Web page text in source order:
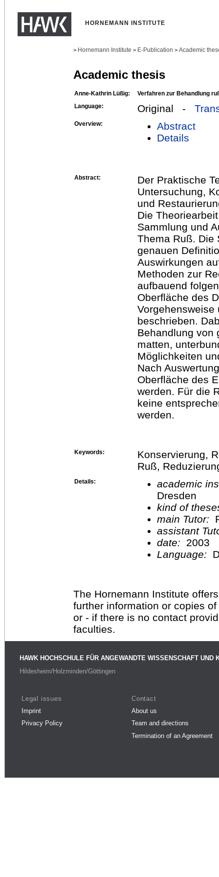
HORNEMANN INSTITUTE
> Hornemann Institute > E-Publication > Academic
Academic thesis
Anne-Kathrin Lüßig:
Verfahren zur Behandlung
Language:
Original -
Overview:
Abstract
Details
Abstract:
Der Praktische
Untersuchung,
und
Die
Sammlung und
Thema Ruß. Die
genauen
Auswirkungen
Methoden zur
aufbauend
Oberfläche des
Vorgehensweise
beschrieben.
Behandlung von
matten,
Möglichkeiten
Nach
Oberfläche des
werden. Für die
keine
werden.
Keywords:
Konservierung,
Ruß,
Details:
academic
Dresden
kind of
main Tutor:
assistant
date:
2003
Language:
The Hornemann Institute
further information or copies
or - if there is no contact
faculties.
HAWK HOCHSCHULE FÜR ANGEWANDTE WISSENSCHAFT UND
Hildesheim/Holzminden/Göttingen
Legal issues
Imprint
Privacy Policy
Contact
About us
Team and directions
Termination of an Agreement